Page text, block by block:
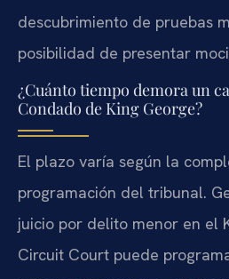
descubrimiento de pruebas
posibilidad de presentar
¿Cuánto tiempo demora un
Condado de King George?
El plazo varía según la
programación del tribunal.
juicio por delito menor en el
Circuit Court puede